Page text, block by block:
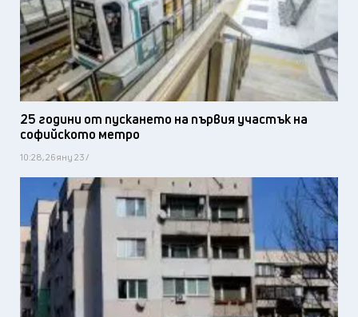
25 години от пускането на първия участък на
софийското метро
10:28, 26 яну 23 /